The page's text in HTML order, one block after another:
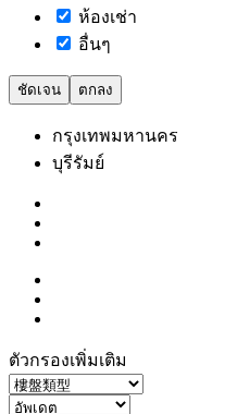
ห้องเช่า
อื่นๆ
ชัดเจน ตกลง
กรุงเทพมหานคร
บุรีรัมย์
ตัวกรองเพิ่มเติม